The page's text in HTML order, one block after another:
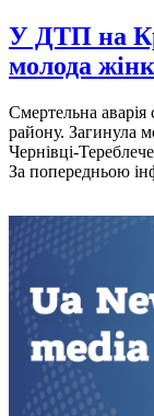
У ДТП на
молода
Смертельна аварія
району. Загинула
Чернівці-
За попередньою